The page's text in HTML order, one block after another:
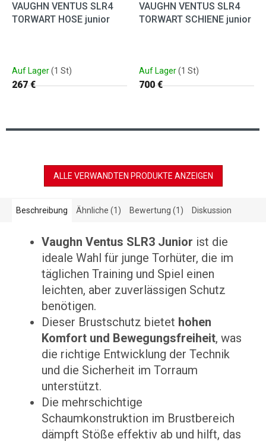
VAUGHN VENTUS SLR4
TORWART HOSE junior
Auf Lager(1 St)
267 €
VAUGHN VENTUS SLR4
TORWART SCHIENE junior
Auf Lager(1 St)
700 €
ALLE VERWANDTEN PRODUKTE ANZEIGEN
Beschreibung Ähnliche (1) Bewertung (1) Diskussion
Vaughn Ventus SLR3 Junior ist die
ideale Wahl für junge Torhüter, die im
täglichen Training und Spiel einen
leichten, aber zuverlässigen Schutz
benötigen.
Dieser Brustschutz bietet hohen
Komfort und Bewegungsfreiheit, was
die richtige Entwicklung der Technik
und die Sicherheit im Torraum
unterstützt.
Die mehrschichtige
Schaumkonstruktion im Brustbereich
dämpft Stöße effektiv ab und hilft, das